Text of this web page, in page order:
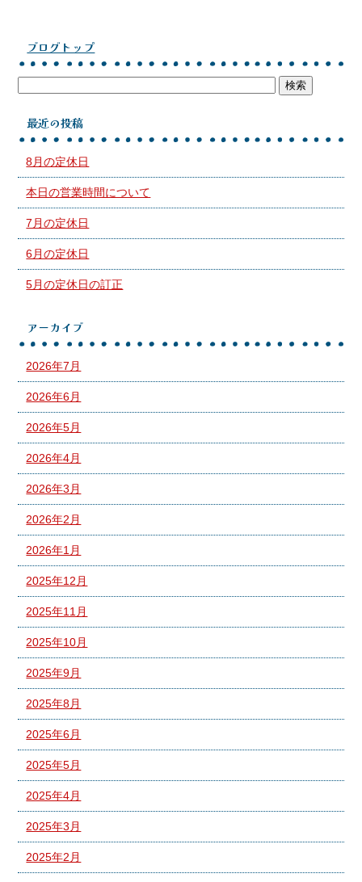
ブログトップ
最近の投稿
8月の定休日
本日の営業時間について
7月の定休日
6月の定休日
5月の定休日の訂正
アーカイブ
2026年7月
2026年6月
2026年5月
2026年4月
2026年3月
2026年2月
2026年1月
2025年12月
2025年11月
2025年10月
2025年9月
2025年8月
2025年6月
2025年5月
2025年4月
2025年3月
2025年2月